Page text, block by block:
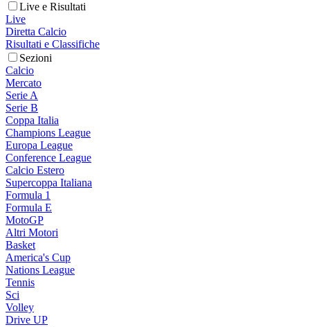
Live e Risultati
Live
Diretta Calcio
Risultati e Classifiche
Sezioni
Calcio
Mercato
Serie A
Serie B
Coppa Italia
Champions League
Europa League
Conference League
Calcio Estero
Supercoppa Italiana
Formula 1
Formula E
MotoGP
Altri Motori
Basket
America's Cup
Nations League
Tennis
Sci
Volley
Drive UP